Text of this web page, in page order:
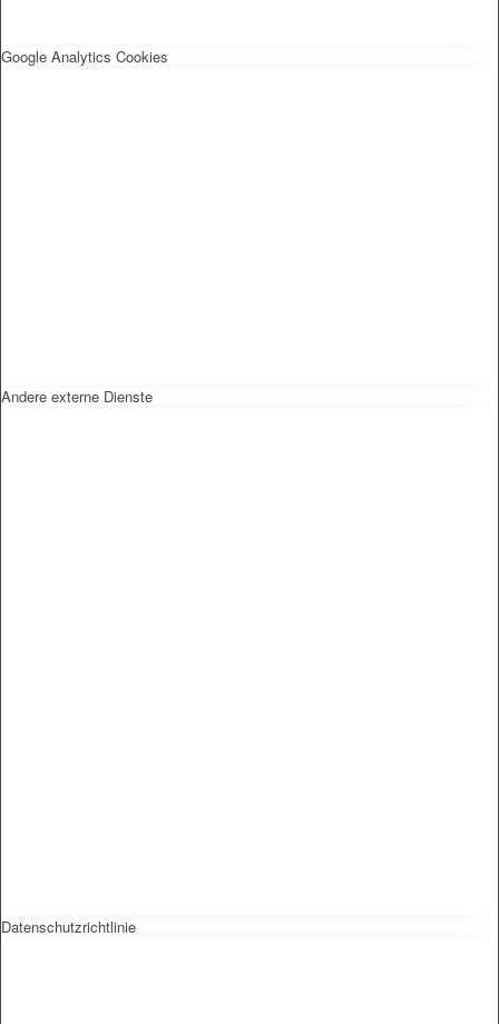
Google Analytics Cookies
Andere externe Dienste
Datenschutzrichtlinie